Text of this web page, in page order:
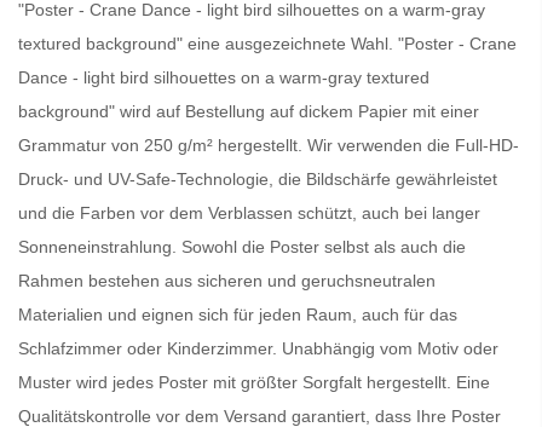
"Poster - Crane Dance - light bird silhouettes on a warm-gray
textured background" eine ausgezeichnete Wahl. "Poster - Crane
Dance - light bird silhouettes on a warm-gray textured
background" wird auf Bestellung auf dickem Papier mit einer
Grammatur von 250 g/m² hergestellt. Wir verwenden die Full-HD-
Druck- und UV-Safe-Technologie, die Bildschärfe gewährleistet
und die Farben vor dem Verblassen schützt, auch bei langer
Sonneneinstrahlung. Sowohl die Poster selbst als auch die
Rahmen bestehen aus sicheren und geruchsneutralen
Materialien und eignen sich für jeden Raum, auch für das
Schlafzimmer oder Kinderzimmer. Unabhängig vom Motiv oder
Muster wird jedes Poster mit größter Sorgfalt hergestellt. Eine
Qualitätskontrolle vor dem Versand garantiert, dass Ihre Poster